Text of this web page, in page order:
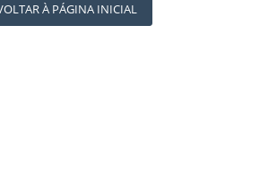
À PÁGINA INICIAL